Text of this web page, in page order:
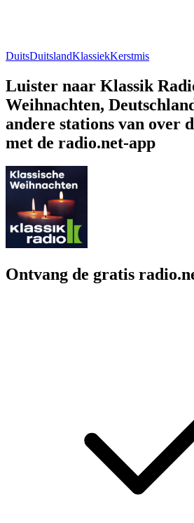
DuitsDuitslandKlassiekKerstmis
Luister naar Klassik
Weihnachten,
andere stations van over
met de radio.net-app
Ontvang de gratis